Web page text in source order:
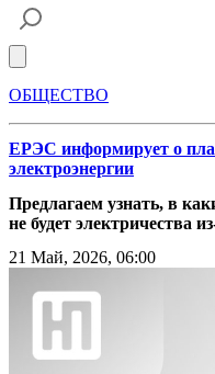
ОБЩЕСТВО
ЕРЭС информирует о
электроэнергии
Предлагаем узнать, в
не будет электричества
21 Май, 2026, 06:00